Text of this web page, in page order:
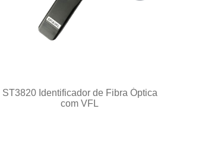
ST3820 Identificador de Fibra Óptica
com VFL